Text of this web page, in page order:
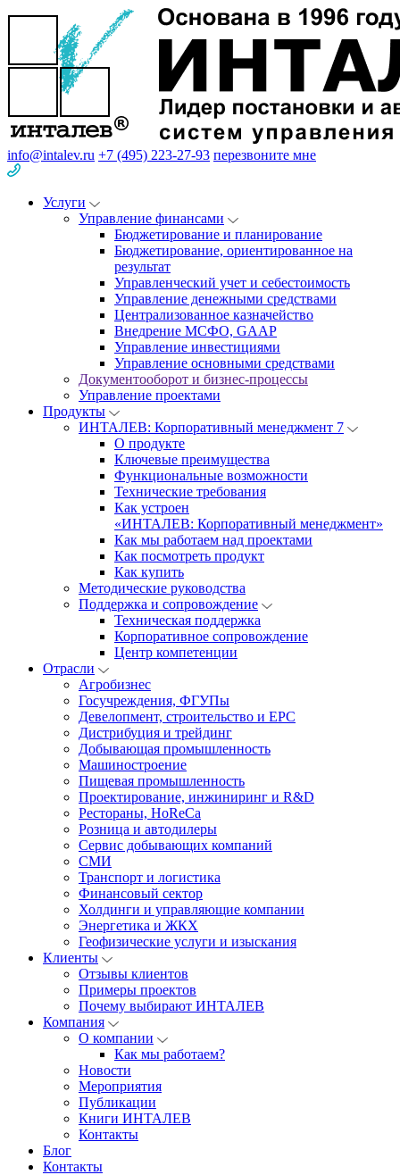
info@intalev.ru +7 (495) 223-27-93 перезвоните мне
Услуги
Управление финансами
Бюджетирование и планирование
Бюджетирование, ориентированное на
результат
Управленческий учет и себестоимость
Управление денежными средствами
Централизованное казначейство
Внедрение МСФО, GAAP
Управление инвестициями
Управление основными средствами
Документооборот и бизнес-процессы
Управление проектами
Продукты
ИНТАЛЕВ: Корпоративный менеджмент 7
О продукте
Ключевые преимущества
Функциональные возможности
Технические требования
Как устроен
«ИНТАЛЕВ: Корпоративный менеджмент»
Как мы работаем над проектами
Как посмотреть продукт
Как купить
Методические руководства
Поддержка и сопровождение
Техническая поддержка
Корпоративное сопровождение
Центр компетенции
Отрасли
Агробизнес
Госучреждения, ФГУПы
Девелопмент, строительство и EPC
Дистрибуция и трейдинг
Добывающая промышленность
Машиностроение
Пищевая промышленность
Проектирование, инжиниринг и R&D
Рестораны, HoReCa
Розница и автодилеры
Сервис добывающих компаний
СМИ
Транспорт и логистика
Финансовый сектор
Холдинги и управляющие компании
Энергетика и ЖКХ
Геофизические услуги и изыскания
Клиенты
Отзывы клиентов
Примеры проектов
Почему выбирают ИНТАЛЕВ
Компания
О компании
Как мы работаем?
Новости
Мероприятия
Публикации
Книги ИНТАЛЕВ
Контакты
Блог
Контакты